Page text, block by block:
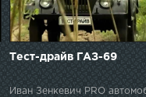
Тест-драйв ГАЗ-69
Иван Зенкевич PRO